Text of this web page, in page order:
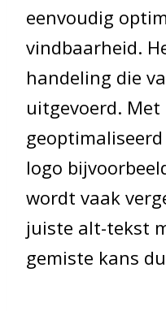
eenvoudig
vindbaarheid.
handeling die
uitgevoerd.
logo
wordt vaak
juiste alt-tekst
gemiste kans